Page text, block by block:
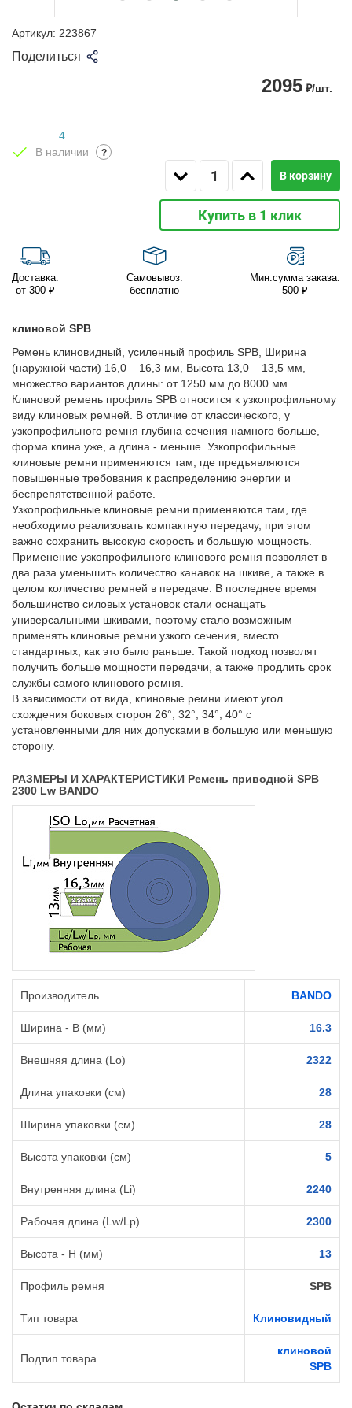
Артикул: 223867
Поделиться
2095 ₽/шт.
4
В наличии
?
В корзину
Купить в 1 клик
Доставка:
от 300 ₽
Самовывоз:
бесплатно
Мин.сумма заказа:
500 ₽
клиновой SPB
Ремень клиновидный, усиленный профиль SPB, Ширина
(наружной части) 16,0 – 16,3 мм, Высота 13,0 – 13,5 мм,
множество вариантов длины: от 1250 мм до 8000 мм.
Клиновой ремень профиль SPB относится к узкопрофильному
виду клиновых ремней. В отличие от классического, у
узкопрофильного ремня глубина сечения намного больше,
форма клина уже, а длина - меньше. Узкопрофильные
клиновые ремни применяются там, где предъявляются
повышенные требования к распределению энергии и
беспрепятственной работе.
Узкопрофильные клиновые ремни применяются там, где
необходимо реализовать компактную передачу, при этом
важно сохранить высокую скорость и большую мощность.
Применение узкопрофильного клинового ремня позволяет в
два раза уменьшить количество канавок на шкиве, а также в
целом количество ремней в передаче. В последнее время
большинство силовых установок стали оснащать
универсальными шкивами, поэтому стало возможным
применять клиновые ремни узкого сечения, вместо
стандартных, как это было раньше. Такой подход позволят
получить больше мощности передачи, а также продлить срок
службы самого клинового ремня.
В зависимости от вида, клиновые ремни имеют угол
схождения боковых сторон 26°, 32°, 34°, 40° с
установленными для них допусками в большую или меньшую
сторону.
РАЗМЕРЫ И ХАРАКТЕРИСТИКИ Ремень приводной SPB
2300 Lw BANDO
Производитель BANDO
Ширина - B (мм) 16.3
Внешняя длина (Lo) 2322
Длина упаковки (см) 28
Ширина упаковки (см) 28
Высота упаковки (см) 5
Внутренняя длина (Li) 2240
Рабочая длина (Lw/Lp) 2300
Высота - H (мм) 13
Профиль ремня SPB
Тип товара Клиновидный
Подтип товара
клиновой
SPB